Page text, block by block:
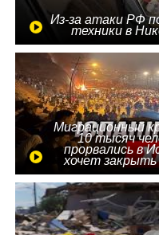
Из-за атаки РФ
техники в
Миграционный
10 тысяч
прорвались в
хочет закрыть